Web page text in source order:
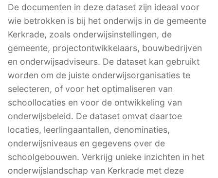
De documenten in deze dataset zijn ideaal voor
wie betrokken is bij het onderwijs in de gemeente
Kerkrade, zoals onderwijsinstellingen, de
gemeente, projectontwikkelaars, bouwbedrijven
en onderwijsadviseurs. De dataset kan gebruikt
worden om de juiste onderwijsorganisaties te
selecteren, of voor het optimaliseren van
schoollocaties en voor de ontwikkeling van
onderwijsbeleid. De dataset omvat daartoe
locaties, leerlingaantallen, denominaties,
onderwijsniveaus en gegevens over de
schoolgebouwen. Verkrijg unieke inzichten in het
onderwijslandschap van Kerkrade met deze